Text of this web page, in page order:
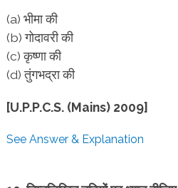
(a) भीमा की
(b) गोदावरी की
(c) कृष्णा की
(d) तुंगभद्रा की
[U.P.P.C.S. (Mains) 2009]
See Answer & Explanation